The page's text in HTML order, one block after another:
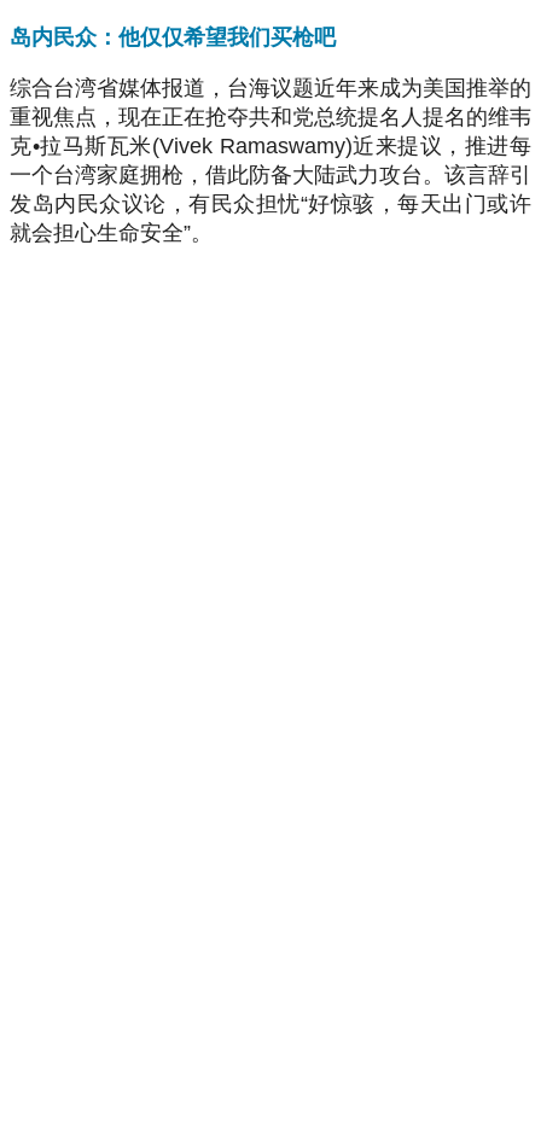
岛内民众：他仅仅希望我们买枪吧
综合台湾省媒体报道，台海议题近年来成为美国推举的
重视焦点，现在正在抢夺共和党总统提名人提名的维韦
克•拉马斯瓦米(Vivek Ramaswamy)近来提议，推进每
一个台湾家庭拥枪，借此防备大陆武力攻台。该言辞引
发岛内民众议论，有民众担忧“好惊骇，每天出门或许
就会担心生命安全”。